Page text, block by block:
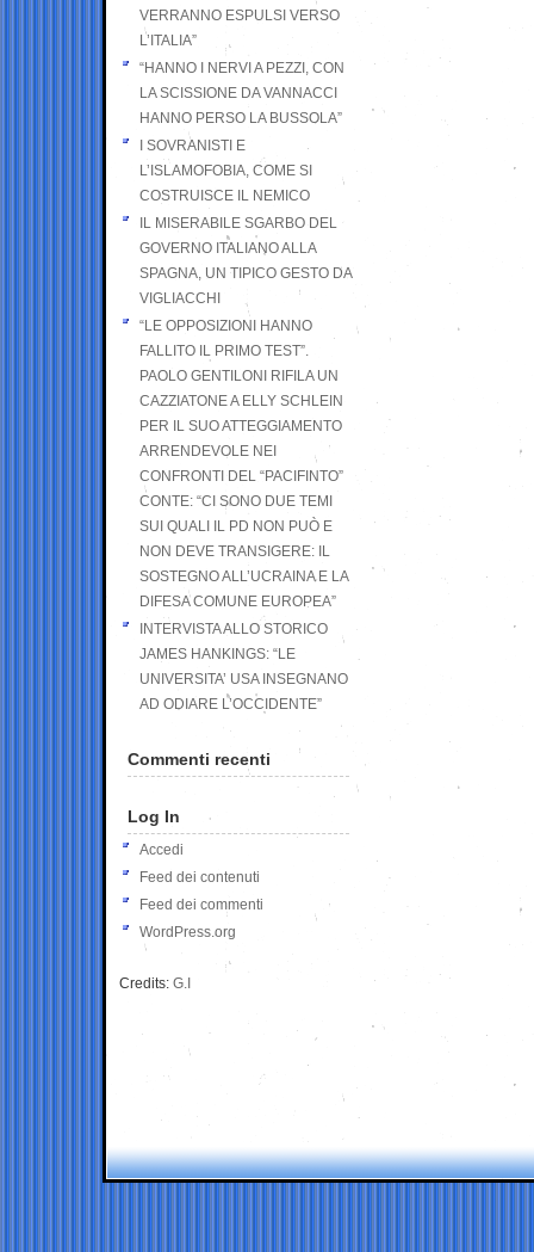
VERRANNO ESPULSI VERSO
L’ITALIA”
“HANNO I NERVI A PEZZI, CON
LA SCISSIONE DA VANNACCI
HANNO PERSO LA BUSSOLA”
I SOVRANISTI E
L’ISLAMOFOBIA, COME SI
COSTRUISCE IL NEMICO
IL MISERABILE SGARBO DEL
GOVERNO ITALIANO ALLA
SPAGNA, UN TIPICO GESTO DA
VIGLIACCHI
“LE OPPOSIZIONI HANNO
FALLITO IL PRIMO TEST”.
PAOLO GENTILONI RIFILA UN
CAZZIATONE A ELLY SCHLEIN
PER IL SUO ATTEGGIAMENTO
ARRENDEVOLE NEI
CONFRONTI DEL “PACIFINTO”
CONTE: “CI SONO DUE TEMI
SUI QUALI IL PD NON PUÒ E
NON DEVE TRANSIGERE: IL
SOSTEGNO ALL’UCRAINA E LA
DIFESA COMUNE EUROPEA”
INTERVISTA ALLO STORICO
JAMES HANKINGS: “LE
UNIVERSITA’ USA INSEGNANO
AD ODIARE L’OCCIDENTE”
Commenti recenti
Log In
Accedi
Feed dei contenuti
Feed dei commenti
WordPress.org
Credits: G.I